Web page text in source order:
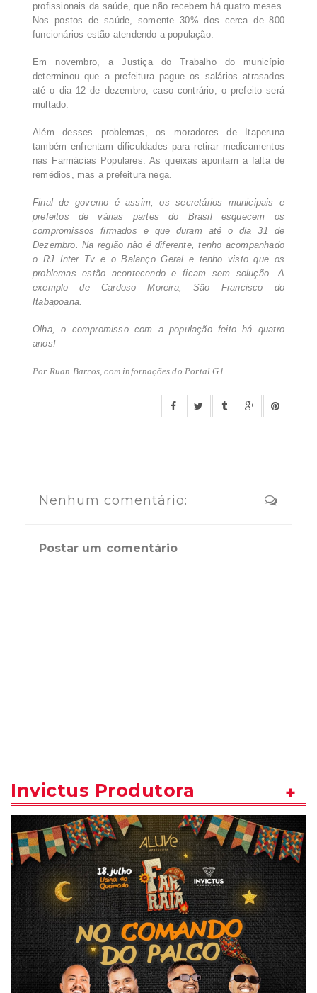
profissionais da saúde, que não recebem há quatro meses.
Nos postos de saúde, somente 30% dos cerca de 800
funcionários estão atendendo a população.
Em novembro, a Justiça do Trabalho do município
determinou que a prefeitura pague os salários atrasados
até o dia 12 de dezembro, caso contrário, o prefeito será
multado.
Além desses problemas, os moradores de Itaperuna
também enfrentam dificuldades para retirar medicamentos
nas Farmácias Populares. As queixas apontam a falta de
remédios, mas a prefeitura nega.
Final de governo é assim, os secretários municipais e
prefeitos de várias partes do Brasil esquecem os
compromissos firmados e que duram até o dia 31 de
Dezembro. Na região não é diferente, tenho acompanhado
o RJ Inter Tv e o Balanço Geral e tenho visto que os
problemas estão acontecendo e ficam sem solução. A
exemplo de Cardoso Moreira, São Francisco do
Itabapoana.
Olha, o compromisso com a população feito há quatro
anos!
Por Ruan Barros, com infornações do PortalG1
Nenhum comentário:
Postar um comentário
Invictus Produtora